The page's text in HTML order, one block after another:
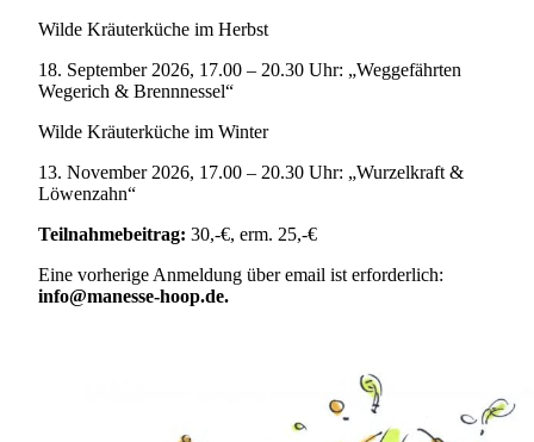
Wilde Kräuterküche im Herbst
18. September 2026, 17.00 – 20.30 Uhr: „Weggefährten
Wegerich & Brennnessel“
Wilde Kräuterküche im Winter
13. November 2026, 17.00 – 20.30 Uhr: „Wurzelkraft &
Löwenzahn“
Teilnahmebeitrag: 30,-€, erm. 25,-€
Eine vorherige Anmeldung über email ist erforderlich:
info@manesse-hoop.de.